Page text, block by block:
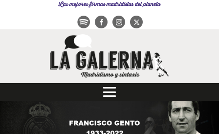
Las mejores firmas madridistas del planeta